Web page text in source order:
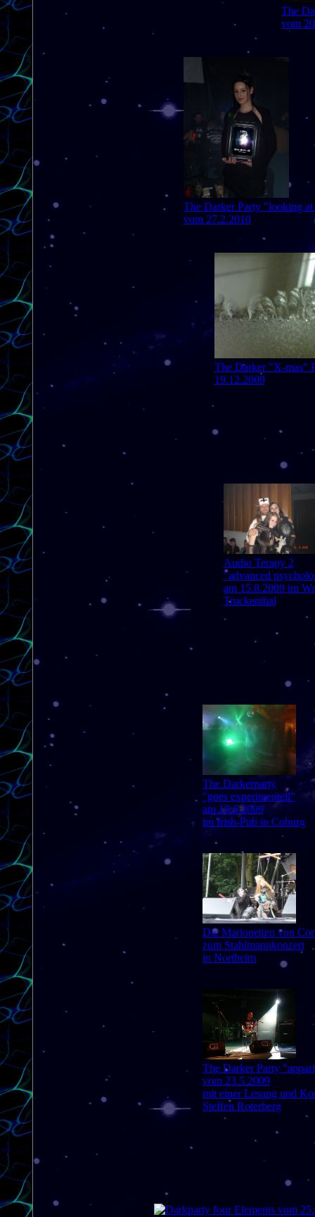
The
vom
The Darker Party "looking
vom 27.2.2010
The Darker "X-mas"
19.12.2009
Audio Terapy 2
"advanced
am 15.8.2009 im
Truckenthal
The Darkerparty
"goes experimentell"
am 19.6.2009
im Irish-Pub in Coburg
Die Marionetten von
zum Stahlmannkonzert
in Northeim
The Darker Party
vom 23.5.2009
mit einer Lesung und
Steffen Roterberg